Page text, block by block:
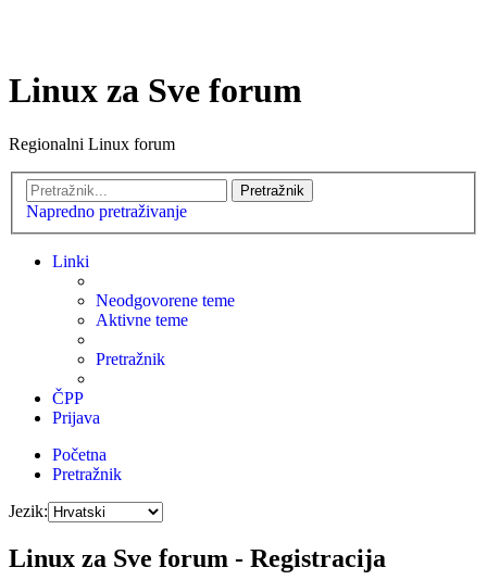
Linux za Sve forum
Regionalni Linux forum
Pretražnik
Napredno pretraživanje
Linki
Neodgovorene teme
Aktivne teme
Pretražnik
ČPP
Prijava
Početna
Pretražnik
Jezik:
Linux za Sve forum - Registracija